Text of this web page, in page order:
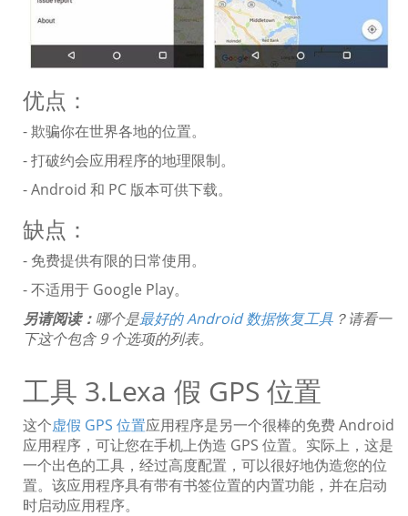
优点：
- 欺骗你在世界各地的位置。
- 打破约会应用程序的地理限制。
- Android 和 PC 版本可供下载。
缺点：
- 免费提供有限的日常使用。
- 不适用于 Google Play。
另请阅读： 哪个是最好的 Android 数据恢复工具 ？请看一
下这个包含 9 个选项的列表。
工具 3.Lexa 假 GPS 位置
这个虚假 GPS 位置应用程序是另一个很棒的免费 Android
应用程序，可让您在手机上伪造 GPS 位置。实际上，这是
一个出色的工具，经过高度配置，可以很好地伪造您的位
置。该应用程序具有带有书签位置的内置功能，并在启动
时启动应用程序。